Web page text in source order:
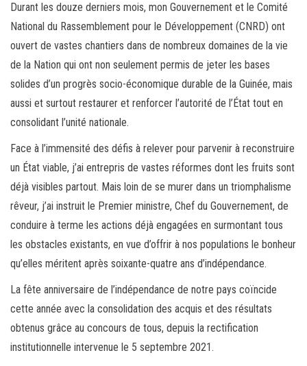
Durant les douze derniers mois, mon Gouvernement et le Comité
National du Rassemblement pour le Développement (CNRD) ont
ouvert de vastes chantiers dans de nombreux domaines de la vie
de la Nation qui ont non seulement permis de jeter les bases
solides d’un progrès socio-économique durable de la Guinée, mais
aussi et surtout restaurer et renforcer l’autorité de l’État tout en
consolidant l’unité nationale.
Face à l’immensité des défis à relever pour parvenir à reconstruire
un État viable, j’ai entrepris de vastes réformes dont les fruits sont
déjà visibles partout. Mais loin de se murer dans un triomphalisme
rêveur, j’ai instruit le Premier ministre, Chef du Gouvernement, de
conduire à terme les actions déjà engagées en surmontant tous
les obstacles existants, en vue d’offrir à nos populations le bonheur
qu’elles méritent après soixante-quatre ans d’indépendance.
La fête anniversaire de l’indépendance de notre pays coïncide
cette année avec la consolidation des acquis et des résultats
obtenus grâce au concours de tous, depuis la rectification
institutionnelle intervenue le 5 septembre 2021.